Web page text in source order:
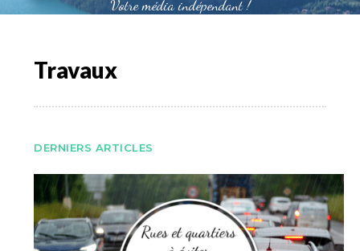
Votre média indépendant !
Travaux
DERNIERS ARTICLES